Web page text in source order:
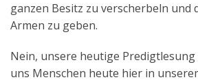
ganzen Besitz zu verscherbeln und
Armen zu geben.
Nein, unsere heutige
uns Menschen heute hier in